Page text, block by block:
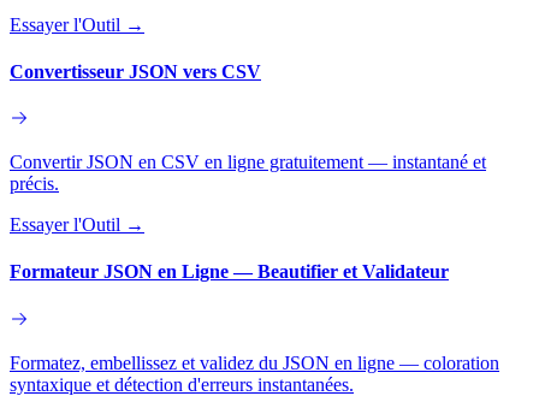
Essayer l'Outil →
Convertisseur JSON vers CSV
Convertir JSON en CSV en ligne gratuitement — instantané et
précis.
Essayer l'Outil →
Formateur JSON en Ligne — Beautifier et Validateur
Formatez, embellissez et validez du JSON en ligne — coloration
syntaxique et détection d'erreurs instantanées.